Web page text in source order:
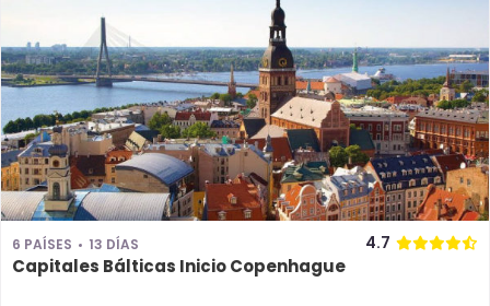
6 PAÍSES 13 DÍAS 4.7
Capitales Bálticas Inicio Copenhague